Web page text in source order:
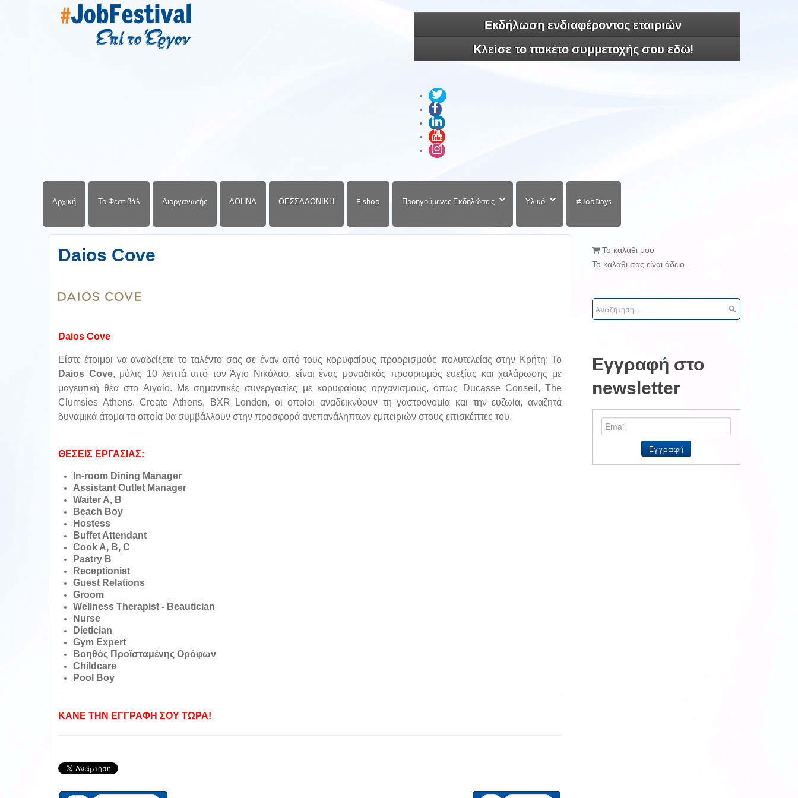
Εκδήλωση ενδιαφέροντος εταιριών
Κλείσε το πακέτο συμμετοχής σου εδώ!
Αρχική Το Φεστιβάλ Διοργανωτής ΑΘΗΝΑ ΘΕΣΣΑΛΟΝΙΚΗ E-shop Προηγούμενες Εκδηλώσεις Υλικό #JobDays
Daios Cove
Daios Cove
Είστε έτοιμοι να αναδείξετε το ταλέντο σας σε έναν από τους κορυφαίους προορισμούς πολυτελείας στην Κρήτη; Το
Daios Cove, μόλις 10 λεπτά από τον Άγιο Νικόλαο, είναι ένας μοναδικός προορισμός ευεξίας και χαλάρωσης με
μαγευτική θέα στο Αιγαίο. Με σημαντικές συνεργασίες με κορυφαίους οργανισμούς, όπως Ducasse Conseil, The
Clumsies Athens, Create Athens, BXR London, οι οποίοι αναδεικνύουν τη γαστρονομία και την ευζωία, αναζητά
δυναμικά άτομα τα οποία θα συμβάλλουν στην προσφορά ανεπανάληπτων εμπειριών στους επισκέπτες του.
ΘΕΣΕΙΣ ΕΡΓΑΣΙΑΣ:
In-room Dining Manager
Assistant Outlet Manager
Waiter A, B
Beach Boy
Hostess
Buffet Attendant
Cook A, B, C
Pastry B
Receptionist
Guest Relations
Groom
Wellness Therapist - Beautician
Nurse
Dietician
Gym Expert
Βοηθός Προϊσταμένης Ορόφων
Childcare
Pool Boy
ΚΑΝΕ ΤΗΝ ΕΓΓΡΑΦΗ ΣΟΥ ΤΩΡΑ!
Το καλάθι μου
Το καλάθι σας είναι άδειο.
Εγγραφή στο
newsletter